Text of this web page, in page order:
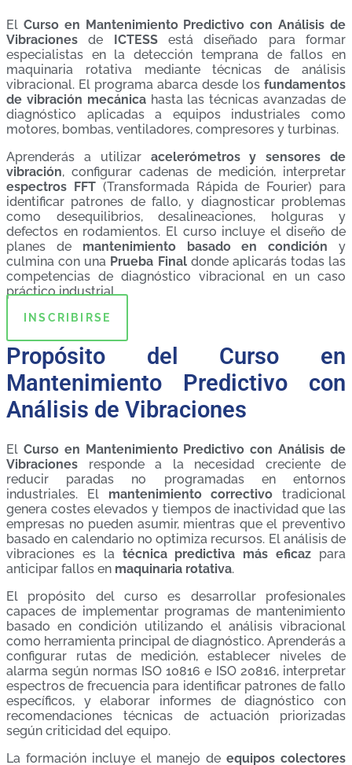
El Curso en Mantenimiento Predictivo con Análisis de
Vibraciones de ICTESSestá diseñado para formar
especialistas en la detección temprana de fallos en
maquinaria rotativa mediante técnicas de análisis
vibracional. El programa abarca desde los fundamentos
de vibración mecánicahasta las técnicas avanzadas de
diagnóstico aplicadas a equipos industriales como
motores, bombas, ventiladores, compresores y turbinas.
Aprenderás a utilizar acelerómetros y sensores de
vibración, configurar cadenas de medición, interpretar
espectros FFT(Transformada Rápida de Fourier) para
identificar patrones de fallo, y diagnosticar problemas
como desequilibrios, desalineaciones, holguras y
defectos en rodamientos. El curso incluye el diseño de
planes de mantenimiento basado en condición y
culmina con una Prueba Finaldonde aplicarás todas las
competencias de diagnóstico vibracional en un caso
práctico industrial.
INSCRIBIRSE
Propósito del Curso en
Mantenimiento Predictivo con
Análisis de Vibraciones
El Curso en Mantenimiento Predictivo con Análisis de
Vibraciones responde a la necesidad creciente de
reducir paradas no programadas en entornos
industriales. El mantenimiento correctivo tradicional
genera costes elevados y tiempos de inactividad que las
empresas no pueden asumir, mientras que el preventivo
basado en calendario no optimiza recursos. El análisis de
vibraciones es la técnica predictiva más eficaz para
anticipar fallos en maquinaria rotativa.
El propósito del curso es desarrollar profesionales
capaces de implementar programas de mantenimiento
basado en condición utilizando el análisis vibracional
como herramienta principal de diagnóstico. Aprenderás a
configurar rutas de medición, establecer niveles de
alarma según normas ISO 10816 e ISO 20816, interpretar
espectros de frecuencia para identificar patrones de fallo
específicos, y elaborar informes de diagnóstico con
recomendaciones técnicas de actuación priorizadas
según criticidad del equipo.
La formación incluye el manejo deequipos colectores